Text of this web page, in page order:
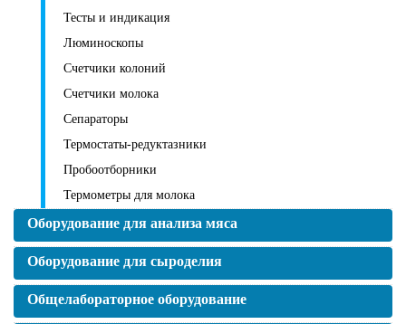
Тесты и индикация
Люминоскопы
Счетчики колоний
Счетчики молока
Сепараторы
Термостаты-редуктазники
Пробоотборники
Термометры для молока
Оборудование для анализа мяса
Оборудование для сыроделия
Общелабораторное оборудование